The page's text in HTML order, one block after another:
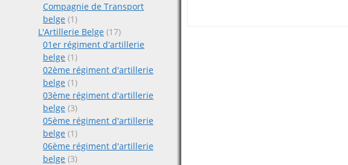
Compagnie de Transport
belge (1)
L'Artillerie Belge (17)
01er régiment d'artillerie
belge (1)
02ème régiment d'artillerie
belge (1)
03ème régiment d'artillerie
belge (3)
05ème régiment d'artillerie
belge (1)
06ème régiment d'artillerie
belge (3)